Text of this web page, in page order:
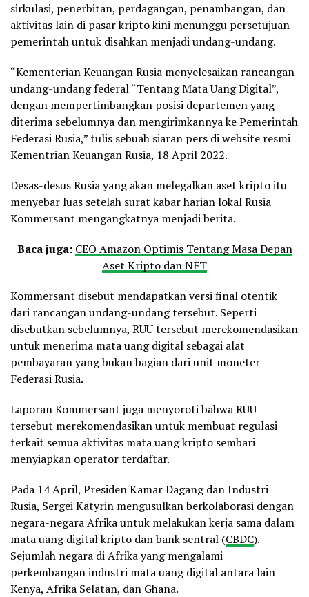
sirkulasi, penerbitan, perdagangan, penambangan, dan
aktivitas lain di pasar kripto kini menunggu persetujuan
pemerintah untuk disahkan menjadi undang-undang.
“Kementerian Keuangan Rusia menyelesaikan rancangan
undang-undang federal “Tentang Mata Uang Digital”,
dengan mempertimbangkan posisi departemen yang
diterima sebelumnya dan mengirimkannya ke Pemerintah
Federasi Rusia,” tulis sebuah siaran pers di website resmi
Kementrian Keuangan Rusia, 18 April 2022.
Desas-desus Rusia yang akan melegalkan aset kripto itu
menyebar luas setelah surat kabar harian lokal Rusia
Kommersant mengangkatnya menjadi berita.
Baca juga: CEO Amazon Optimis Tentang Masa Depan
Aset Kripto dan NFT
Kommersant disebut mendapatkan versi final otentik
dari rancangan undang-undang tersebut. Seperti
disebutkan sebelumnya, RUU tersebut merekomendasikan
untuk menerima mata uang digital sebagai alat
pembayaran yang bukan bagian dari unit moneter
Federasi Rusia.
Laporan Kommersant juga menyoroti bahwa RUU
tersebut merekomendasikan untuk membuat regulasi
terkait semua aktivitas mata uang kripto sembari
menyiapkan operator terdaftar.
Pada 14 April, Presiden Kamar Dagang dan Industri
Rusia, Sergei Katyrin mengusulkan berkolaborasi dengan
negara-negara Afrika untuk melakukan kerja sama dalam
mata uang digital kripto dan bank sentral (CBDC).
Sejumlah negara di Afrika yang mengalami
perkembangan industri mata uang digital antara lain
Kenya, Afrika Selatan, dan Ghana.